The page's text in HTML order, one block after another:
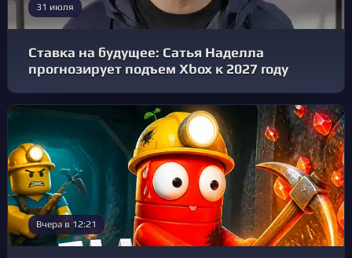
31 июля
Ставка на будущее: Сатья Наделла
прогнозирует подъем Xbox к 2027 году
Вчера в 12:21